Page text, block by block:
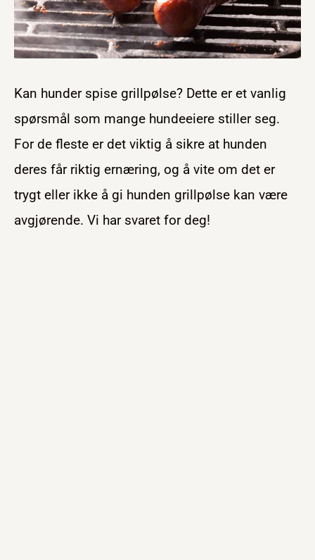
Kan hunder spise grillpølse? Dette er et vanlig
spørsmål som mange hundeeiere stiller seg.
For de fleste er det viktig å sikre at hunden
deres får riktig ernæring, og å vite om det er
trygt eller ikke å gi hunden grillpølse kan være
avgjørende. Vi har svaret for deg!